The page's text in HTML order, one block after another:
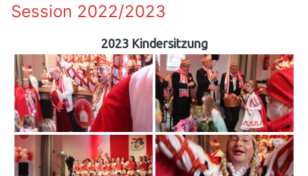
Session 2022/2023
2023 Kindersitzung